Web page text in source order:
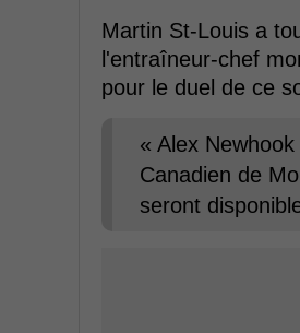
Martin St-Louis a
l'entraîneur-chef
pour le duel de ce
« Alex
Canadien de
seront